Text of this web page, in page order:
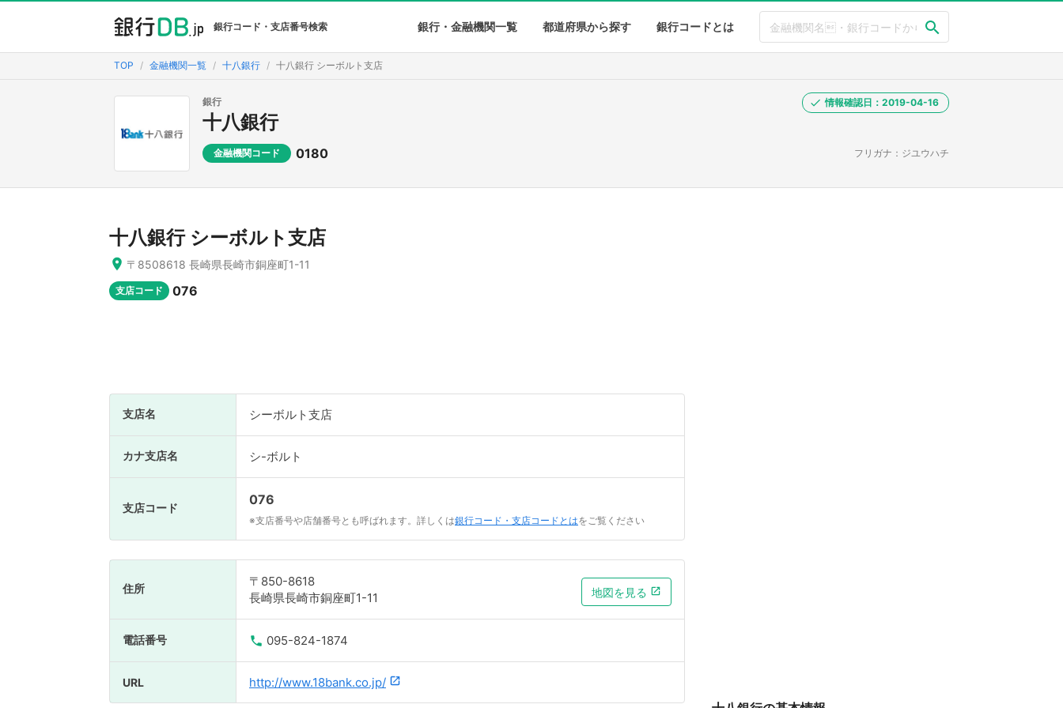
銀行コード・支店番号検索 銀行・金融機関一覧 都道府県から探す 銀行コードとは
TOP 金融機関一覧 十八銀行 十八銀行 シーボルト支店
銀行
十八銀行
金融機関コード 0180 フリガナ：ジユウハチ
情報確認日：2019-04-16
十八銀行 シーボルト支店
〒8508618 長崎県長崎市銅座町1-11
支店コード 076
支店名 シーボルト支店
カナ支店名 シ-ボルト
支店コード
076
※支店番号や店舗番号とも呼ばれます。詳しくは銀行コード・支店コードとはをご覧ください
住所
〒850-8618
長崎県長崎市銅座町1-11
地図を見る
電話番号 095-824-1874
URL http://www.18bank.co.jp/